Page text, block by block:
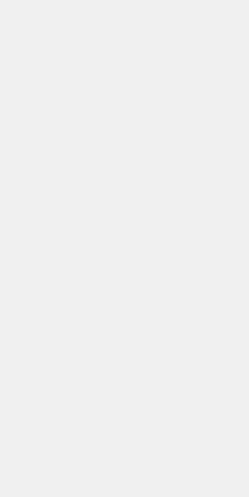
дополнил электропривод